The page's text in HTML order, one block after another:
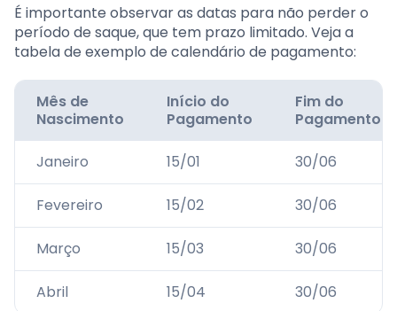
É importante observar as datas para não perder o
período de saque, que tem prazo limitado. Veja a
tabela de exemplo de calendário de pagamento:
Mês de
Nascimento
Início do
Pagamento
Fim do
Pagamento
Janeiro 15/01 30/06
Fevereiro 15/02 30/06
Março 15/03 30/06
Abril 15/04 30/06